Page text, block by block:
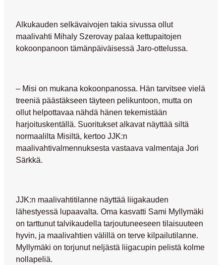
Alkukauden selkävaivojen takia sivussa ollut
maalivahti Mihaly Szerovay palaa kettupaitojen
kokoonpanoon tämänpäiväisessä Jaro-ottelussa.
– Misi on mukana kokoonpanossa. Hän tarvitsee vielä
treeniä päästäkseen täyteen pelikuntoon, mutta on
ollut helpottavaa nähdä hänen tekemistään
harjoituskentällä. Suoritukset alkavat näyttää siltä
normaalilta Misiltä, kertoo JJK:n
maalivahtivalmennuksesta vastaava valmentaja Jori
Särkkä.
JJK:n maalivahtitilanne näyttää liigakauden
lähestyessä lupaavalta. Oma kasvatti Sami Myllymäki
on tarttunut talvikaudella tarjoutuneeseen tilaisuuteen
hyvin, ja maalivahtien välillä on terve kilpailutilanne.
Myllymäki on torjunut neljästä liigacupin pelistä kolme
nollapeliä.